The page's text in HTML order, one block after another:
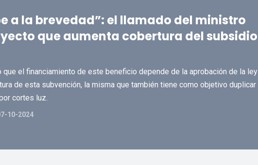
a la brevedad”: el llamado del ministro
que aumenta cobertura del subsidio
que el financiamiento de este beneficio depende de la aprobación de la ley
de esta subvención, la misma que también tiene como objetivo duplicar
cortes luz.
10-2024